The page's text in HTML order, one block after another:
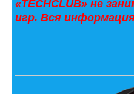
«TECHCLUB» не
игр. Вся